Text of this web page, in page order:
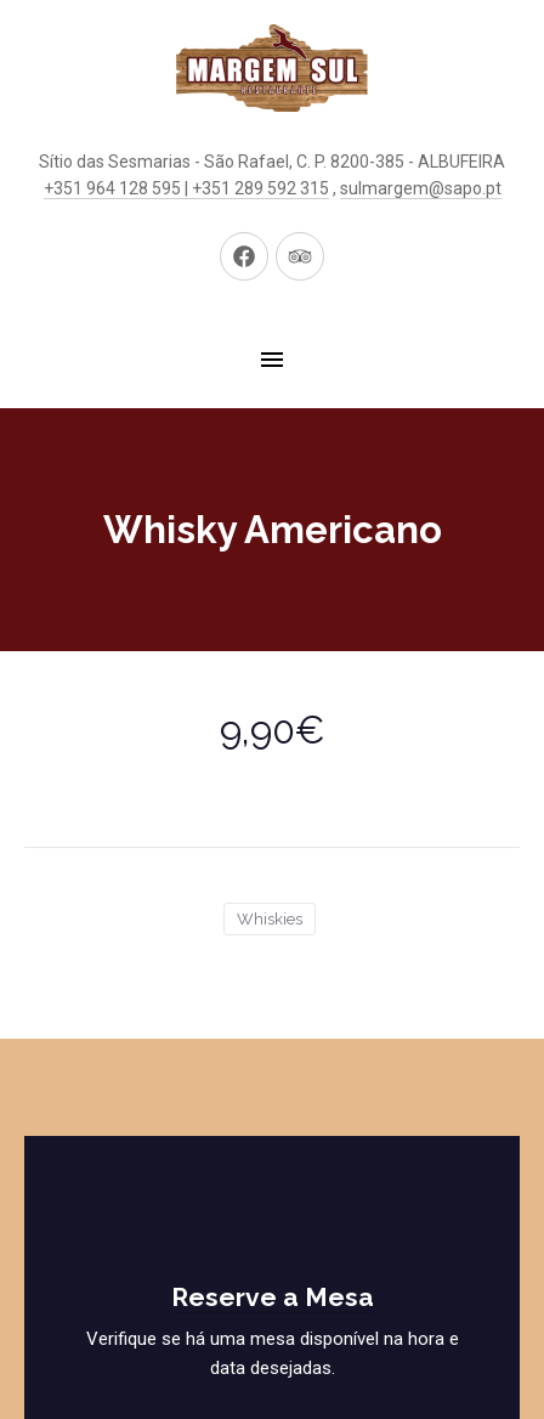
Sítio das Sesmarias - São Rafael, C. P. 8200-385 - ALBUFEIRA
+351 964 128 595 | +351 289 592 315 , sulmargem@sapo.pt
New
New
Whisky Americano
9,90€
Whiskies
Reserve a Mesa
Verifique se há uma mesa disponível na hora e
data desejadas.